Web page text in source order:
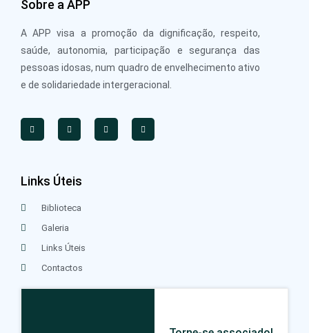
Sobre a APP
A APP visa a promoção da dignificação, respeito,
saúde, autonomia, participação e segurança das
pessoas idosas, num quadro de envelhecimento ativo
e de solidariedade intergeracional.
Links Úteis
Biblioteca
Galeria
Links Úteis
Contactos